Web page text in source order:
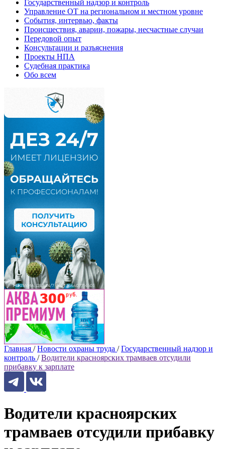
Государственный надзор и контроль
Управление ОТ на региональном и местном уровне
События, интервью, факты
Происшествия, аварии, пожары, несчастные случаи
Передовой опыт
Консультации и разъяснения
Проекты НПА
Судебная практика
Обо всем
Главная / Новости охраны труда / Государственный надзор и
контроль / Водители красноярских трамваев отсудили
прибавку к зарплате
Водители красноярских
трамваев отсудили прибавку